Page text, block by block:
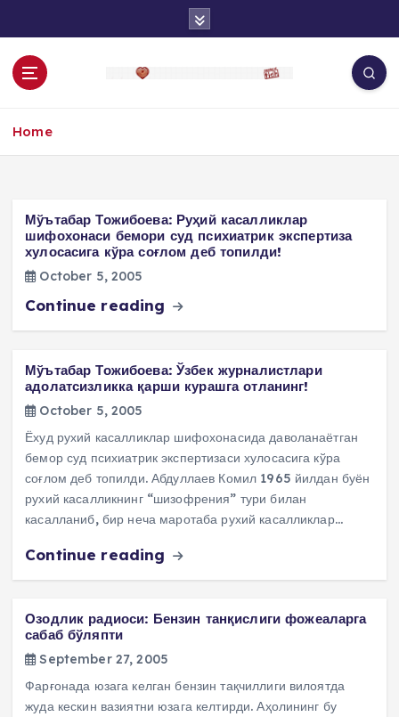
o
Home
Мўътабар Тожибоева: Руҳий касалликлар
шифохонаси бемори суд психиатрик экспертиза
хулосасига кўра соғлом деб топилди!
October 5, 2005
Continue reading
Мўътабар Тожибоева: Ўзбек журналистлари
адолатсизликка қарши курашга отланинг!
October 5, 2005
Ёхуд рухий касалликлар шифохонасида даволанаётган
бемор суд психиатрик экспертизаси хулосасига кўра
соғлом деб топилди. Абдуллаев Комил 1965 йилдан буён
рухий касалликнинг “шизофрения” тури билан
касалланиб, бир неча маротаба рухий касалликлар…
Continue reading
Озодлик радиоси: Бензин танқислиги фожеаларга
сабаб бўляпти
September 27, 2005
Фарғонада юзага келган бензин тақчиллиги вилоятда
жуда кескин вазиятни юзага келтирди. Аҳолининг бу